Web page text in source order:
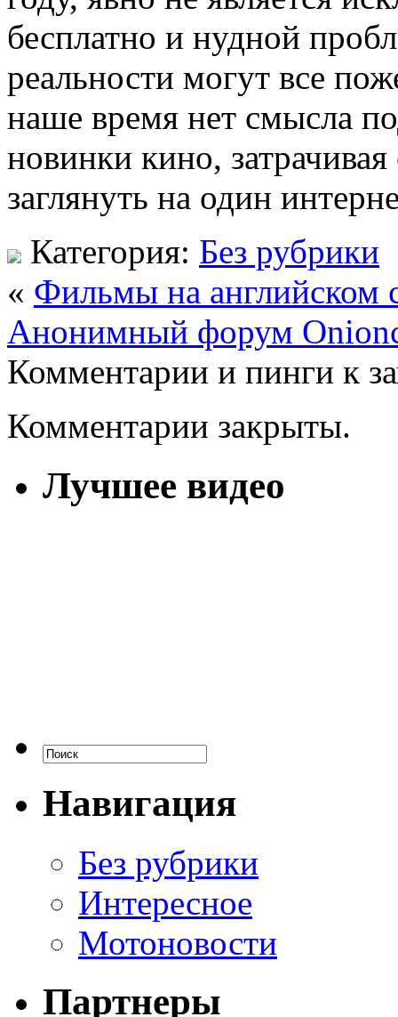
бесплатно и нудной
реальности могут все
наше время нет смысла
новинки кино,
заглянуть на один
Категория: Без рубрики
« Фильмы на английском
Анонимный форум
Комментарии и пинги к
Комментарии закрыты.
Лучшее видео
Навигация
Без рубрики
Интересное
Мотоновости
Партнеры